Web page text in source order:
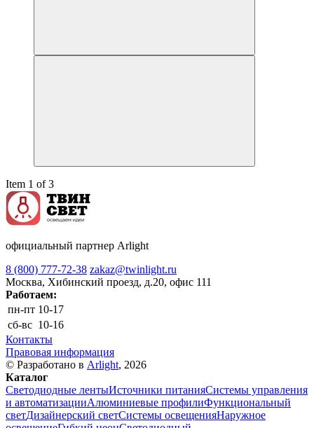
Item 1 of 3
официальный партнер Arlight
8 (800) 777-72-38 zakaz@twinlight.ru
Москва, Хибинский проезд, д.20, офис 111
Работаем:
пн-пт 10-17
сб-вс 10-16
Контакты
Правовая информация
© Разработано в Arlight, 2026
Каталог
Светодиодные лентыИсточники питанияСистемы управления
и автоматизацииАлюминиевые профилиФункциональный
светДизайнерский светСистемы освещенияНаружное